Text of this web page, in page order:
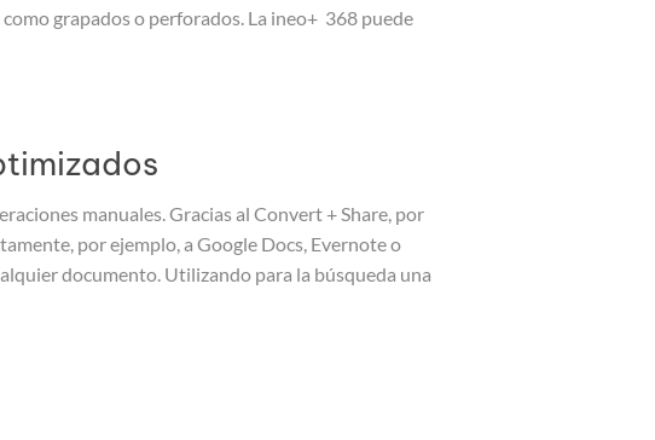
grapados o perforados. La ineo+ 368 puede
manuales. Gracias al Convert + Share, por
por ejemplo, a Google Docs, Evernote o
documento. Utilizando para la búsqueda una